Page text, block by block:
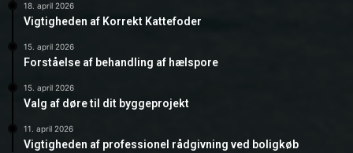
18. april 2026
Vigtigheden af Korrekt Kattefoder
15. april 2026
Forståelse af behandling af hælspore
15. april 2026
Valg af døre til dit byggeprojekt
11. april 2026
Vigtigheden af professionel rådgivning ved boligkøb